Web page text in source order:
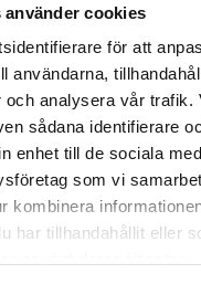
använder cookies
för att
användarna,
och analysera vår trafik.
sådana identifierare
enhet till de sociala
som vi
kombinera
har tillhandahållit eller